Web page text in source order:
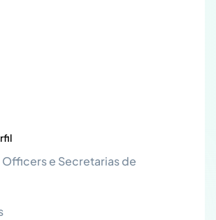
e Secretarias de